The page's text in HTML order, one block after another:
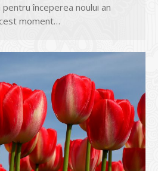
începerea noului an
moment…